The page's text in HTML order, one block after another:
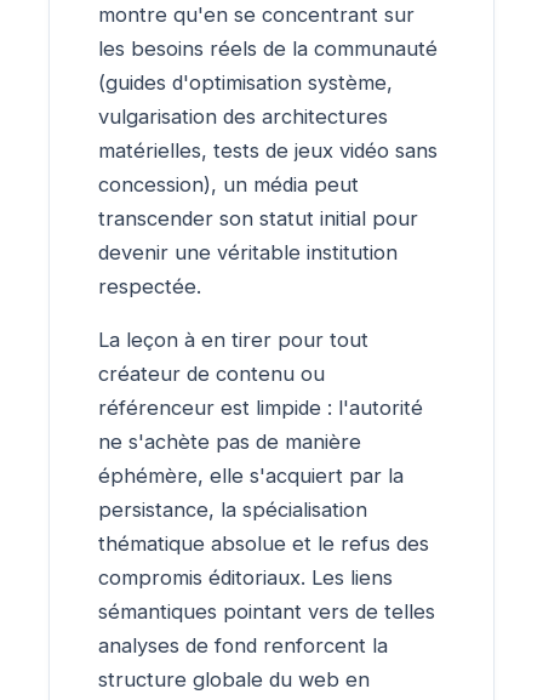
montre qu'en se concentrant sur
les besoins réels de la communauté
(guides d'optimisation système,
vulgarisation des architectures
matérielles, tests de jeux vidéo sans
concession), un média peut
transcender son statut initial pour
devenir une véritable institution
respectée.
La leçon à en tirer pour tout
créateur de contenu ou
référenceur est limpide : l'autorité
ne s'achète pas de manière
éphémère, elle s'acquiert par la
persistance, la spécialisation
thématique absolue et le refus des
compromis éditoriaux. Les liens
sémantiques pointant vers de telles
analyses de fond renforcent la
structure globale du web en